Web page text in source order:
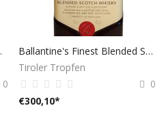
0
Ballantine's Finest Blended Scotch Whisky
Tiroler Tropfen
0
€300,10*